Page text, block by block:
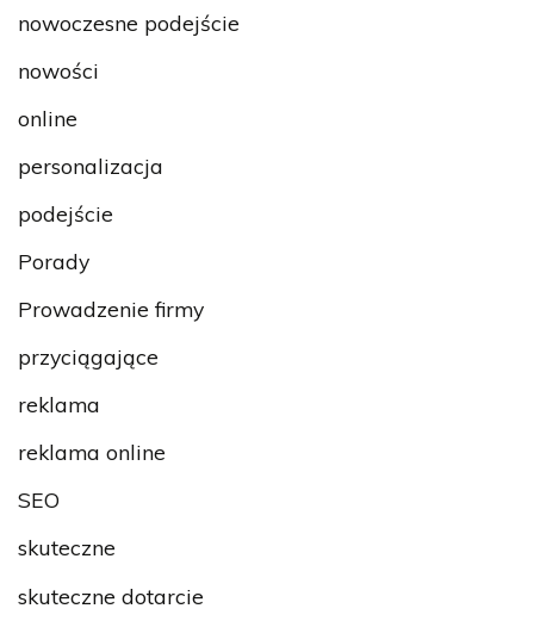
nowoczesne podejście
nowości
online
personalizacja
podejście
Porady
Prowadzenie firmy
przyciągające
reklama
reklama online
SEO
skuteczne
skuteczne dotarcie